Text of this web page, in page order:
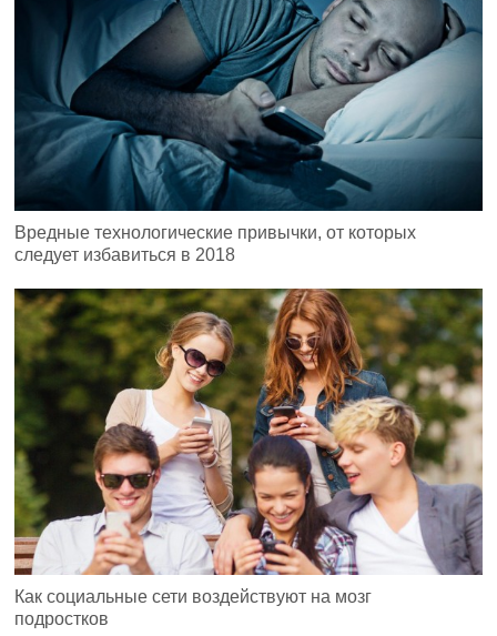
Вредные технологические привычки, от которых
следует избавиться в 2018
Как социальные сети воздействуют на мозг
подростков